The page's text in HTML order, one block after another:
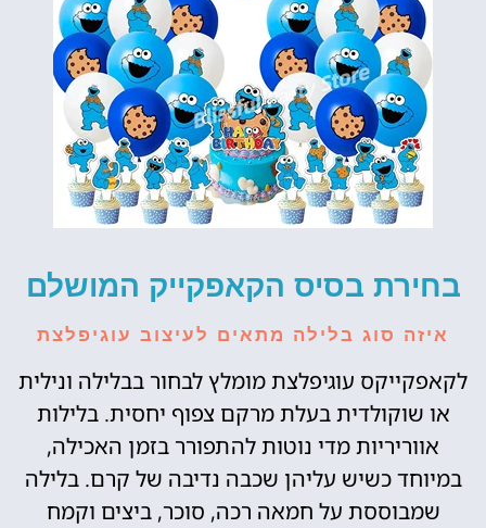
בחירת בסיס הקאפקייק המושלם
איזה סוג בלילה מתאים לעיצוב עוגיפלצת
לקאפקייקס עוגיפלצת מומלץ לבחור בבלילה ונילית
או שוקולדית בעלת מרקם צפוף יחסית. בלילות
אווריריות מדי נוטות להתפורר בזמן האכילה,
במיוחד כשיש עליהן שכבה נדיבה של קרם. בלילה
שמבוססת על חמאה רכה, סוכר, ביצים וקמח